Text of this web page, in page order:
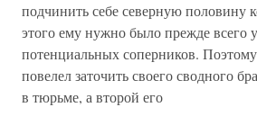
подчинить себе северную половину
этого ему нужно было прежде всего
потенциальных соперников.
повелел заточить своего сводного
в тюрьме, а второй его